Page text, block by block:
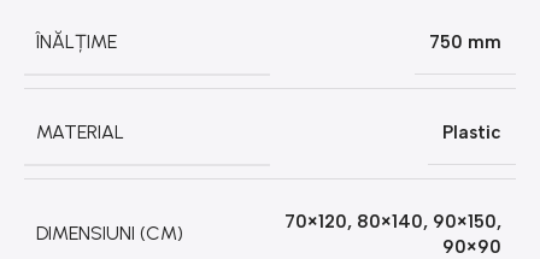
ÎNĂLȚIME 750 mm
MATERIAL Plastic
DIMENSIUNI (CM)
70×120, 80×140, 90×150,
90×90